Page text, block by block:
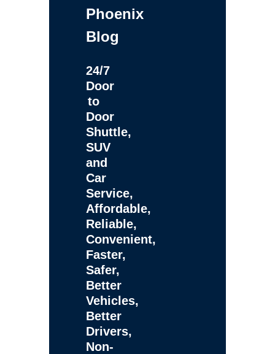
Phoenix
Blog
24/7
Door
to
Door
Shuttle,
SUV
and
Car
Service,
Affordable,
Reliable,
Convenient,
Faster,
Safer,
Better
Vehicles,
Better
Drivers,
Non-